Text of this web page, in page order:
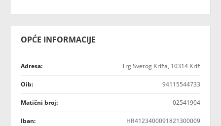
OPĆE INFORMACIJE
Adresa: Trg Svetog Križa, 10314 Križ
Oib: 94115544733
Matični broj: 02541904
Iban: HR4123400091821300009